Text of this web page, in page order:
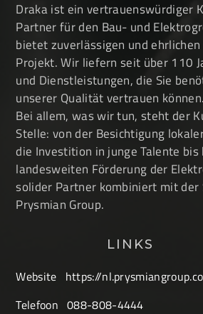
Draka ist ein vertrauenswürdiger
Partner für den Bau- und
bietet zuverlässigen und
Projekt. Wir liefern seit über 110
und Dienstleistungen, die Sie
unserer Qualität vertrauen können.
Bei allem, was wir tun, steht der
Stelle: von der Besichtigung
die Investition in junge Talente bis
landesweiten Förderung der
solider Partner kombiniert mit der
Prysmian Group.
LINKS
Website
https://
Telefoon 088-808-4444